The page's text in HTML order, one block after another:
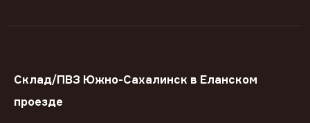
Склад/ПВЗ Южно-Сахалинск в Еланском
проезде